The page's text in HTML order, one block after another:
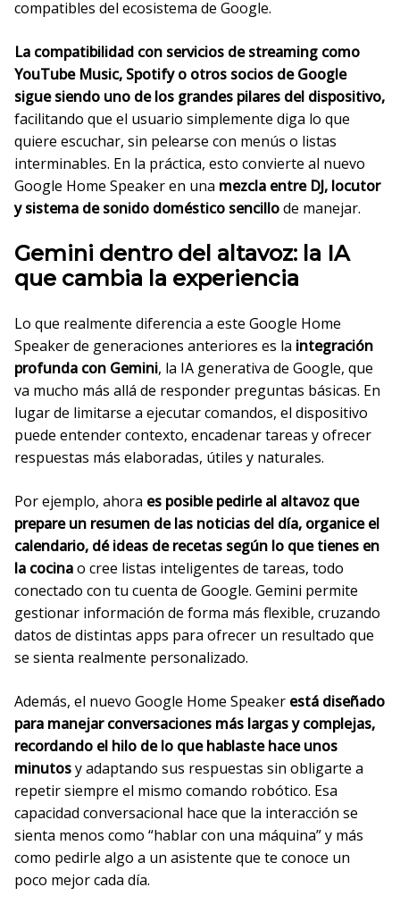
compatibles del ecosistema de Google.
La compatibilidad con servicios de streaming como
YouTube Music, Spotify o otros socios de Google
sigue siendo uno de los grandes pilares del dispositivo,
facilitando que el usuario simplemente diga lo que
quiere escuchar, sin pelearse con menús o listas
interminables. En la práctica, esto convierte al nuevo
Google Home Speaker en una mezcla entre DJ, locutor
y sistema de sonido doméstico sencillode manejar.
Gemini dentro del altavoz: la IA
que cambia la experiencia
Lo que realmente diferencia a este Google Home
Speaker de generaciones anteriores es la integración
profunda con Gemini, la IA generativa de Google, que
va mucho más allá de responder preguntas básicas. En
lugar de limitarse a ejecutar comandos, el dispositivo
puede entender contexto, encadenar tareas y ofrecer
respuestas más elaboradas, útiles y naturales.
Por ejemplo, ahora es posible pedirle al altavoz que
prepare un resumen de las noticias del día, organice el
calendario, dé ideas de recetas según lo que tienes en
la cocinao cree listas inteligentes de tareas, todo
conectado con tu cuenta de Google. Gemini permite
gestionar información de forma más flexible, cruzando
datos de distintas apps para ofrecer un resultado que
se sienta realmente personalizado.
Además, el nuevo Google Home Speaker está diseñado
para manejar conversaciones más largas y complejas,
recordando el hilo de lo que hablaste hace unos
minutosy adaptando sus respuestas sin obligarte a
repetir siempre el mismo comando robótico. Esa
capacidad conversacional hace que la interacción se
sienta menos como “hablar con una máquina” y más
como pedirle algo a un asistente que te conoce un
poco mejor cada día.